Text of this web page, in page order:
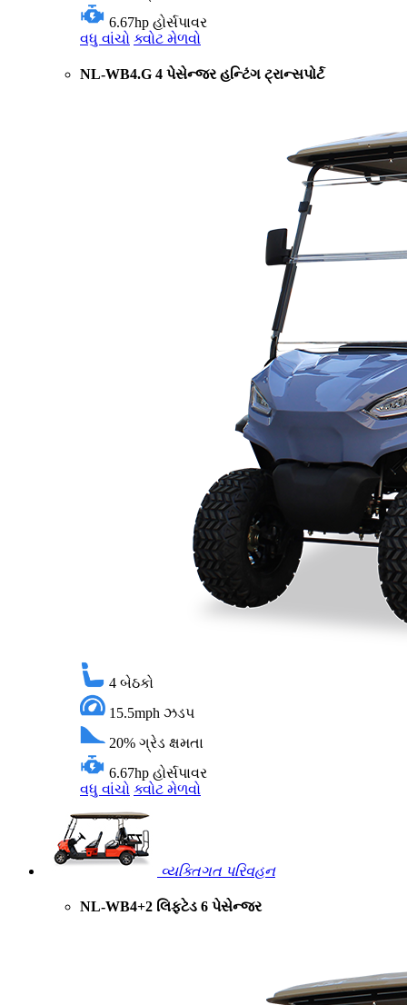
6.67hp હોર્સપાવર
વધુ વાંચો ક્વોટ મેળવો
NL-WB4.G 4 પેસેન્જર હન્ટિંગ ટ્રાન્સપોર્ટ
4 બેઠકો
15.5mph ઝડપ
20% ગ્રેડ ક્ષમતા
6.67hp હોર્સપાવર
વધુ વાંચો ક્વોટ મેળવો
વ્યક્તિગત પરિવહન
NL-WB4+2 લિફ્ટેડ 6 પેસેન્જર